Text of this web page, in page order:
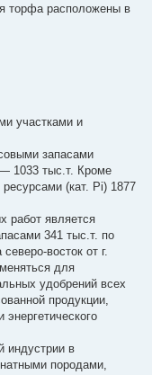
торфа расположены в
участками и
запасами
1033 тыс.т. Кроме
(кат. Pi) 1877
работ является
341 тыс.т. по
восток от г.
для
удобрений всех
продукции,
индустрии в
породами,